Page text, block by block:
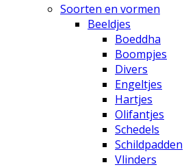
Soorten en vormen
Beeldjes
Boeddha
Boompjes
Divers
Engeltjes
Hartjes
Olifantjes
Schedels
Schildpadden
Vlinders